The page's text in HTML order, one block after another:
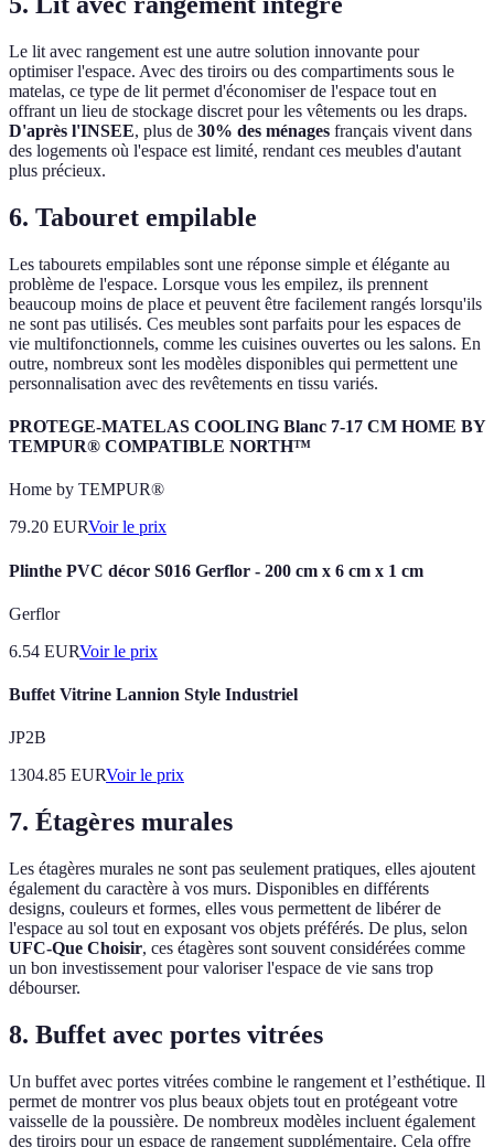
Le lit avec rangement est une autre solution innovante pour
optimiser l'espace. Avec des tiroirs ou des compartiments sous le
matelas, ce type de lit permet d'économiser de l'espace tout en
offrant un lieu de stockage discret pour les vêtements ou les draps.
D'après l'INSEE, plus de 30% des ménages français vivent dans
des logements où l'espace est limité, rendant ces meubles d'autant
plus précieux.
6. Tabouret empilable
Les tabourets empilables sont une réponse simple et élégante au
problème de l'espace. Lorsque vous les empilez, ils prennent
beaucoup moins de place et peuvent être facilement rangés lorsqu'ils
ne sont pas utilisés. Ces meubles sont parfaits pour les espaces de
vie multifonctionnels, comme les cuisines ouvertes ou les salons. En
outre, nombreux sont les modèles disponibles qui permettent une
personnalisation avec des revêtements en tissu variés.
PROTEGE-MATELAS COOLING Blanc 7-17 CM HOME BY
TEMPUR® COMPATIBLE NORTH™
Home by TEMPUR®
79.20 EURVoir le prix
Plinthe PVC décor S016 Gerflor - 200 cm x 6 cm x 1 cm
Gerflor
6.54 EURVoir le prix
Buffet Vitrine Lannion Style Industriel
JP2B
1304.85 EURVoir le prix
7. Étagères murales
Les étagères murales ne sont pas seulement pratiques, elles ajoutent
également du caractère à vos murs. Disponibles en différents
designs, couleurs et formes, elles vous permettent de libérer de
l'espace au sol tout en exposant vos objets préférés. De plus, selon
UFC-Que Choisir, ces étagères sont souvent considérées comme
un bon investissement pour valoriser l'espace de vie sans trop
débourser.
8. Buffet avec portes vitrées
Un buffet avec portes vitrées combine le rangement et l’esthétique. Il
permet de montrer vos plus beaux objets tout en protégeant votre
vaisselle de la poussière. De nombreux modèles incluent également
des tiroirs pour un espace de rangement supplémentaire. Cela offre